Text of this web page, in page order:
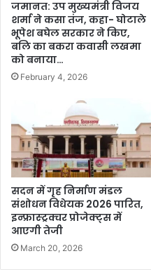
जमानत: उप मुख्यमंत्री विजय
शर्मा ने कसा तंज, कहा- घोटाले
भूपेश बघेल सरकार ने किए,
बलि का बकरा कवासी लखमा
को बनाया…
February 4, 2026
सदन में गृह निर्माण मंडल
संशोधन विधेयक 2026 पारित,
इन्फ्रास्ट्रक्चर प्रोजेक्ट्स में
आएगी तेजी
March 20, 2026